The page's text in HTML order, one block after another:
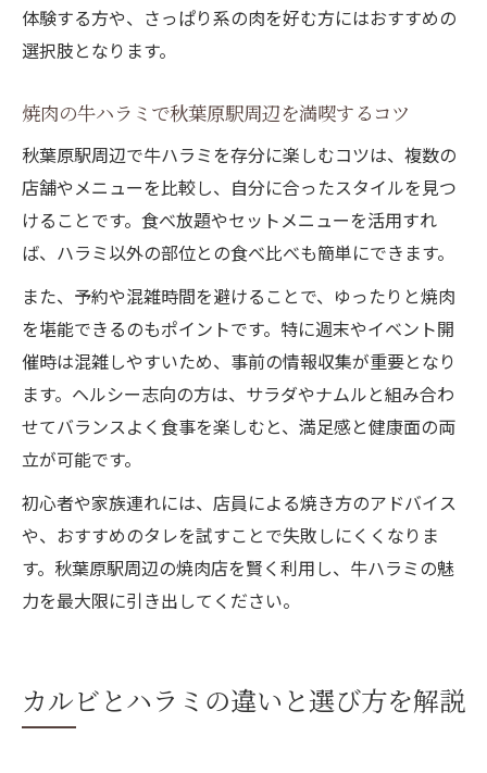
体験する方や、さっぱり系の肉を好む方にはおすすめの
選択肢となります。
焼肉の牛ハラミで秋葉原駅周辺を満喫するコツ
秋葉原駅周辺で牛ハラミを存分に楽しむコツは、複数の
店舗やメニューを比較し、自分に合ったスタイルを見つ
けることです。食べ放題やセットメニューを活用すれ
ば、ハラミ以外の部位との食べ比べも簡単にできます。
また、予約や混雑時間を避けることで、ゆったりと焼肉
を堪能できるのもポイントです。特に週末やイベント開
催時は混雑しやすいため、事前の情報収集が重要となり
ます。ヘルシー志向の方は、サラダやナムルと組み合わ
せてバランスよく食事を楽しむと、満足感と健康面の両
立が可能です。
初心者や家族連れには、店員による焼き方のアドバイス
や、おすすめのタレを試すことで失敗しにくくなりま
す。秋葉原駅周辺の焼肉店を賢く利用し、牛ハラミの魅
力を最大限に引き出してください。
カルビとハラミの違いと選び方を解説